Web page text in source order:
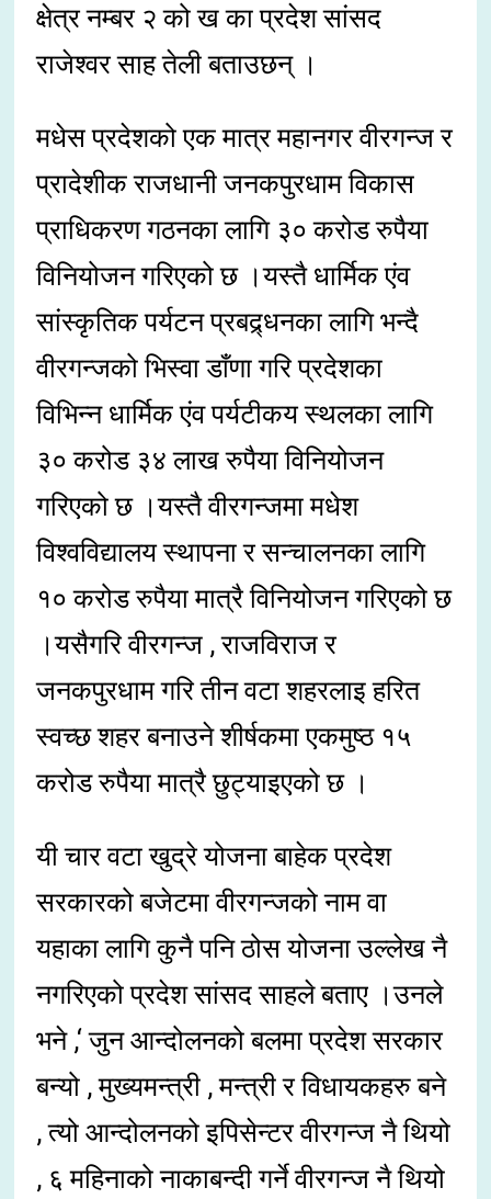
क्षेत्र नम्बर २ को ख का प्रदेश सांसद
राजेश्वर साह तेली बताउछन् ।
मधेस प्रदेशको एक मात्र महानगर वीरगन्ज र
प्रादेशीक राजधानी जनकपुरधाम विकास
प्राधिकरण गठनका लागि ३० करोड रुपैया
विनियोजन गरिएको छ ।यस्तै धार्मिक एंव
सांस्कृतिक पर्यटन प्रबद्र्धनका लागि भन्दै
वीरगन्जको भिस्वा डाँणा गरि प्रदेशका
विभिन्न धार्मिक एंव पर्यटीकय स्थलका लागि
३० करोड ३४ लाख रुपैया विनियोजन
गरिएको छ ।यस्तै वीरगन्जमा मधेश
विश्वविद्यालय स्थापना र सन्चालनका लागि
१० करोड रुपैया मात्रै विनियोजन गरिएको छ
।यसैगरि वीरगन्ज , राजविराज र
जनकपुरधाम गरि तीन वटा शहरलाइ हरित
स्वच्छ शहर बनाउने शीर्षकमा एकमुष्ठ १५
करोड रुपैया मात्रै छुट्याइएको छ ।
यी चार वटा खुद्रे योजना बाहेक प्रदेश
सरकारको बजेटमा वीरगन्जको नाम वा
यहाका लागि कुनै पनि ठोस योजना उल्लेख नै
नगरिएको प्रदेश सांसद साहले बताए ।उनले
भने ,‘ जुन आन्दोलनको बलमा प्रदेश सरकार
बन्यो , मुख्यमन्त्री , मन्त्री र विधायकहरु बने
, त्यो आन्दोलनको इपिसेन्टर वीरगन्ज नै थियो
, ६ महिनाको नाकाबन्दी गर्ने वीरगन्ज नै थियो